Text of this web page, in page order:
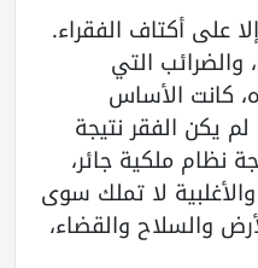
على أكتاف الفقراء.
والضرائب التي
كانت الأساس
يكن الفقر نتيجة
نظام ملكية جائر،
لا تملك سوى
والسلاح والقضاء،